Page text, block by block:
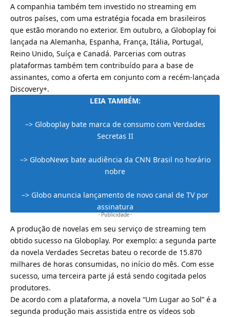
A companhia também tem investido no streaming em
outros países, com uma estratégia focada em brasileiros
que estão morando no exterior. Em outubro, a Globoplay foi
lançada na Alemanha, Espanha, França, Itália, Portugal,
Reino Unido, Suíça e Canadá. Parcerias com outras
plataformas também tem contribuído para a base de
assinantes, como a oferta em conjunto com a recém-lançada
Discovery+.
LEIA TAMBÉM:
–> Globoplay bate marca de consumo com Verdades
Secretas II
–> GloboNews bate audiência da CNN Brasil no horário
nobre
–> Globo anuncia lançamento de novo canal de TV por
assinatura
- Publicidade -
A produção de novelas em seu serviço de streaming tem
obtido sucesso na Globoplay. Por exemplo: a segunda parte
da novela Verdades Secretas bateu o recorde de 15.870
milhares de horas consumidas, no início do mês. Com esse
sucesso, uma terceira parte já está sendo cogitada pelos
produtores.
De acordo com a plataforma, a novela “Um Lugar ao Sol” é a
segunda produção mais assistida entre os vídeos sob